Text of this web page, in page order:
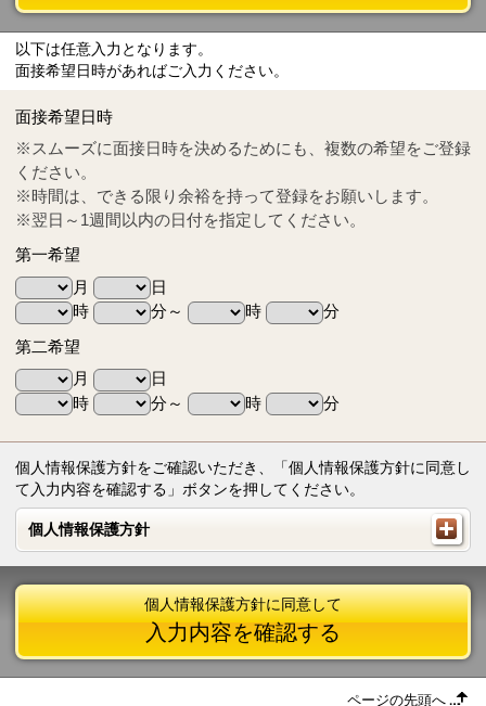
Tel
0570-55-0314
以下は任意入力となります。
面接希望日時があればご入力ください。
面接希望日時
※スムーズに面接日時を決めるためにも、複数の希望をご登録
ください。
※時間は、できる限り余裕を持って登録をお願いします。
※翌日～1週間以内の日付を指定してください。
第一希望
月
日
時
分～ 時
分
第二希望
月
日
時
分～ 時 分
個人情報保護方針をご確認いただき、「個人情報保護方針に同意し
て入力内容を確認する」ボタンを押してください。
個人情報保護方針
個人情報保護方針
個人情報保護方針に同意して
入力内容を確認する
ページの先頭へ